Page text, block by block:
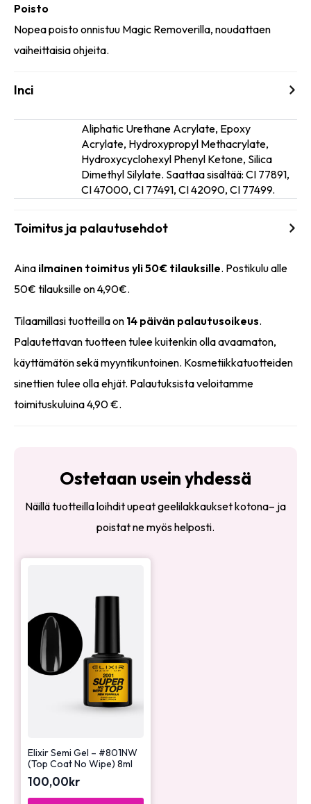
Poisto
Nopea poisto onnistuu Magic Removerilla, noudattaen
vaiheittaisia ohjeita.
Inci
Aliphatic Urethane Acrylate, Epoxy
Acrylate, Hydroxypropyl Methacrylate,
Hydroxycyclohexyl Phenyl Ketone, Silica
Dimethyl Silylate. Saattaa sisältää: CI 77891,
CI 47000, CI 77491, CI 42090, CI 77499.
Toimitus ja palautusehdot
Aina ilmainen toimitus yli 50€ tilauksille. Postikulu alle
50€ tilauksille on 4,90€.
Tilaamillasi tuotteilla on 14 päivän palautusoikeus.
Palautettavan tuotteen tulee kuitenkin olla avaamaton,
käyttämätön sekä myyntikuntoinen. Kosmetiikkatuotteiden
sinettien tulee olla ehjät. Palautuksista veloitamme
toimituskuluina 4,90 €.
Ostetaan usein yhdessä
Näillä tuotteilla loihdit upeat geelilakkaukset kotona– ja
poistat ne myös helposti.
Elixir Semi Gel – #801NW
(Top Coat No Wipe) 8ml
100,00kr